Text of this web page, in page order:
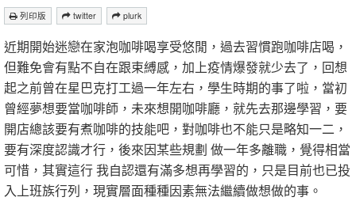
列印版 twitter plurk
近期開始迷戀在家泡咖啡喝享受悠閒，過去習慣跑咖啡店喝，
但難免會有點不自在跟束縛感，加上疫情爆發就少去了，回想
起之前曾在星巴克打工過一年左右，學生時期的事了啦，當初
曾經夢想要當咖啡師，未來想開咖啡廳，就先去那邊學習，要
開店總該要有煮咖啡的技能吧，對咖啡也不能只是略知一二，
要有深度認識才行，後來因某些規劃 做一年多離職，覺得相當
可惜，其實這行 我自認還有滿多想再學習的，只是目前也已投
入上班族行列，現實層面種種因素無法繼續做想做的事。